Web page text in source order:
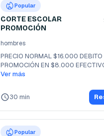
Popular
CORTE ESCOLAR
PROMOCIÓN
hombres
PRECIO NORMAL $16.000 DEBITO
PROMOCIÓN EN $8.000
Ver más
30 min
Popular